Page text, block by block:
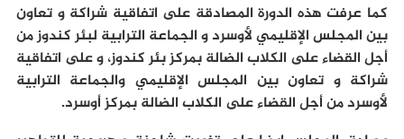
كما عرفت هذه الدورة المصادقة على اتفاقية شراكة و تعاون
بين المجلس الإقليمي لأوسرد و الجماعة الترابية لبئر كندوز من
أجل القضاء على الكلاب الضالة بمركز بئر كندوز، و على اتفاقية
شراكة و تعاون بين المجلس الإقليمي والجماعة الترابية
لأوسرد من أجل القضاء على الكلاب الضالة بمركز أوسرد.